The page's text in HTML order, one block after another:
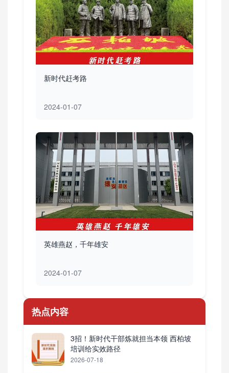
新时代赶考路
2024-01-07
英雄燕赵，千年雄安
2024-01-07
热点内容
3招！新时代干部炼就担当本领 西柏坡
培训给实效路径
2026-07-18